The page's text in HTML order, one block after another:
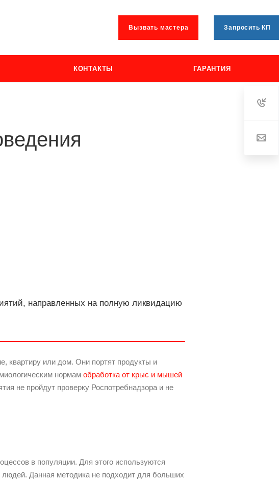
Вызвать мастера Запросить КП
КОНТАКТЫ ГАРАНТИЯ
направленных на полную ликвидацию
квартиру или дом. Они портят продукты и
нормам обработка от крыс и мышей
не пройдут проверку Роспотребнадзора и не
в популяции. Для этого используются
Данная методика не подходит для больших